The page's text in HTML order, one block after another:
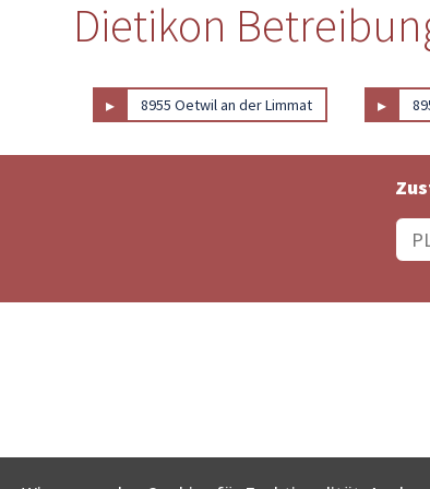
Dietikon
▸ 8955 Oetwil an der Limmat ▸